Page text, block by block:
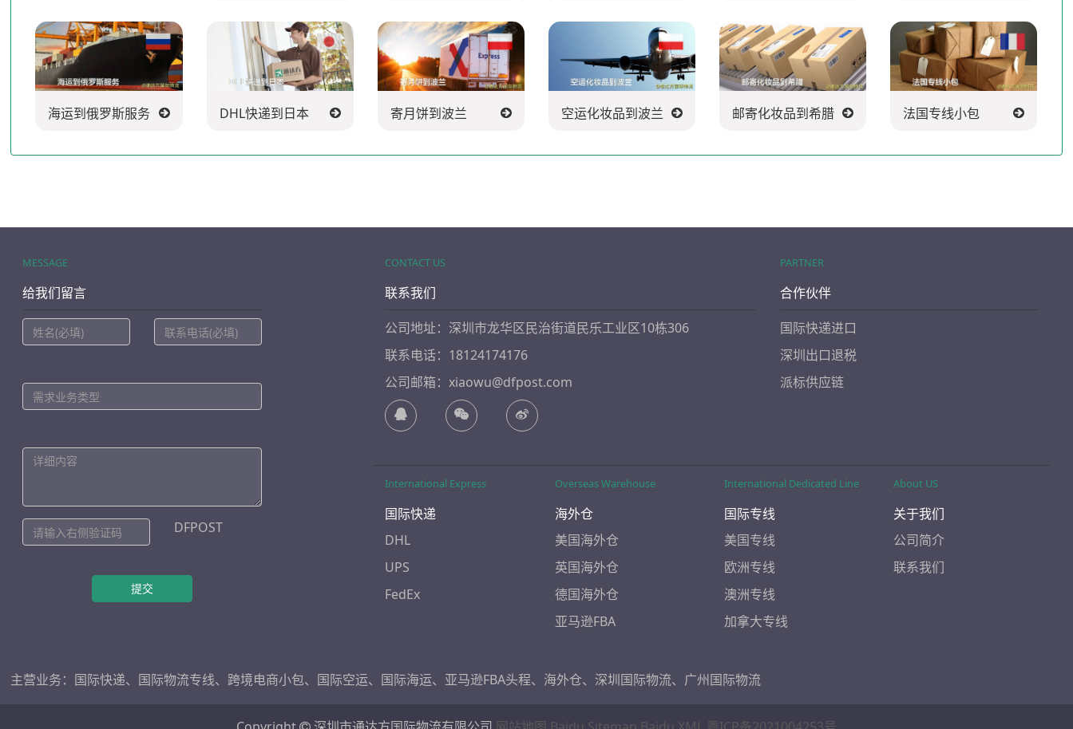
海运到俄罗斯服务 DHL快递到日本 寄月饼到波兰 空运化妆品到波兰 邮寄化妆品到希腊 法国专线小包
MESSAGE
给我们留言
DFPOST
提交
CONTACT US
联系我们
公司地址：深圳市龙华区民治街道民乐工业区10栋306
联系电话：18124174176
公司邮箱：xiaowu@dfpost.com
PARTNER
合作伙伴
国际快递进口
深圳出口退税
派标供应链
International Express
国际快递
DHL
UPS
FedEx
Overseas Warehouse
海外仓
美国海外仓
英国海外仓
德国海外仓
亚马逊FBA
International Dedicated Line
国际专线
美国专线
欧洲专线
澳洲专线
加拿大专线
About US
关于我们
公司简介
联系我们
主营业务： 国际快递、 国际物流专线、跨境电商小包、 国际空运、 国际海运、亚马逊FBA头程、 海外仓、 深圳国际物流、 广州国际物流